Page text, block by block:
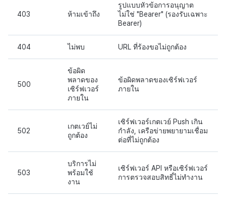
403 ห้ามเข้าถึง
รูปแบบหัวข้อการอนุญาต
ไม่ใช่ "Bearer" (รองรับเฉพาะ
Bearer)
404 ไม่พบ URL ที่ร้องขอไม่ถูกต้อง
500
ข้อผิด
พลาดของ
เซิร์ฟเวอร์
ภายใน
ข้อผิดพลาดของเซิร์ฟเวอร์
ภายใน
502
เกตเวย์ไม่
ถูกต้อง
เซิร์ฟเวอร์เกตเวย์ Push เกิน
กำลัง, เครือข่ายพยายามเชื่อม
ต่อที่ไม่ถูกต้อง
503
บริการไม่
พร้อมใช้
งาน
เซิร์ฟเวอร์ API หรือเซิร์ฟเวอร์
การตรวจสอบสิทธิ์ไม่ทำงาน